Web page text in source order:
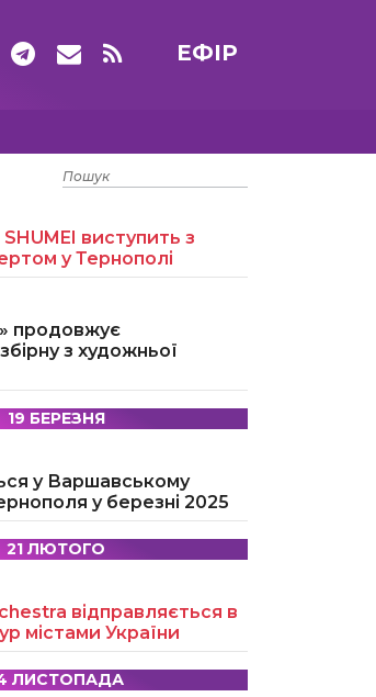
ЕФІР
15 ТРАВНЯ
виступить з
у Тернополі
продовжує
з художньої
19 БЕРЕЗНЯ
у Варшавському
у березні 2025
21 ЛЮТОГО
відправляється в
містами України
ЛИСТОПАДА